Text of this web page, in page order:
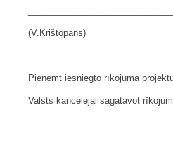
(V.Krištopans)
Pieņemt iesniegto rīkojuma
Valsts kancelejai sagatavot